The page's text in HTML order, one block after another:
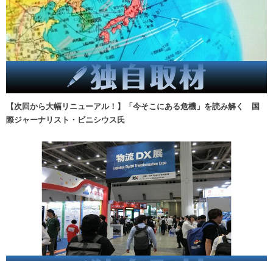
【次回から大幅リニューアル！】「今そこにある危機」を読み解く 国
際ジャーナリスト・ビニシウス氏